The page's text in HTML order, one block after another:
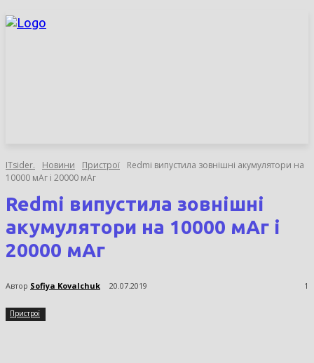
ITsider. Новини Пристрої
Redmi випустила зовнішні акумулятори на
10000 мАг і 20000 мАг
Redmi випустила зовнішні
акумулятори на 10000 мАг і
20000 мАг
Автор Sofiya Kovalchuk 20.07.2019 1
Пристрої